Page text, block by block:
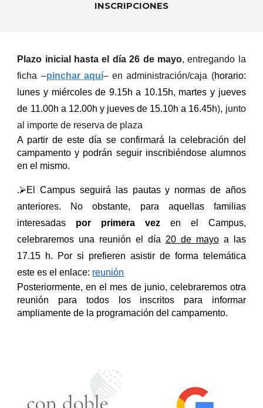
INSCRIPCIONES
Plazo inicial hasta el día 26 de mayo, entregando la
ficha –pinchar aquí– en administración/caja (horario:
lunes y miércoles de 9.15h a 10.15h, martes y jueves
de 11.00h a 12.00h y jueves de 15.10h a 16.45h), junto
al importe de reserva de plaza
A partir de este día se confirmará la celebración del
campamento y podrán seguir inscribiéndose alumnos
en el mismo.
.⮚El Campus seguirá las pautas y normas de años
anteriores. No obstante, para aquellas familias
interesadas por primera vez en el Campus,
celebraremos una reunión el día 20 de mayoa las
17.15 h. Por si prefieren asistir de forma telemática
este es el enlace: reunión
Posteriormente, en el mes de junio, celebraremos otra
reunión para todos los inscritos para informar
ampliamente de la programación del campamento.